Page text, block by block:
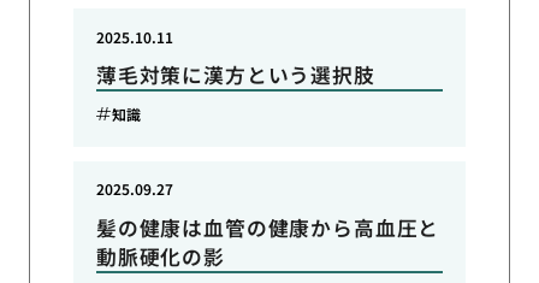
薄毛対策に漢方という選択肢
2025.10.11
知識
髪の健康は血管の健康から高血圧と
動脈硬化の影
2025.09.27